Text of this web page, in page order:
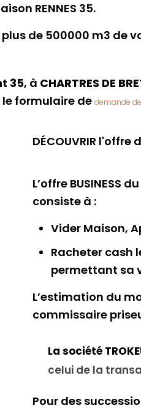
RENNES 35.
de 500000 m3 de
35, à CHARTRES DE
formulaire de demande
DÉCOUVRIR
L’offre BUSINESS
consiste à :
Vider Maison,
Racheter cash
permettant sa
L’estimation du
commissaire
La société
celui de la
Pour des